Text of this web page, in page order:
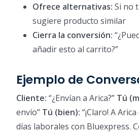
Ofrece alternativas: Si no
sugiere producto similar
Cierra la conversión:
añadir esto al carrito?”
Ejemplo de
Cliente: “¿Envían a Arica?” Tú
envío” Tú (bien): “¡Claro! A
días laborales con Bluexpress.